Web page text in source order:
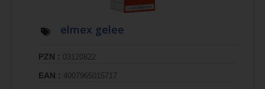
elmex gelee
PZN : 03120822
EAN : 4007965015717